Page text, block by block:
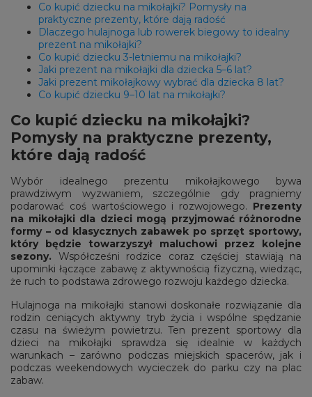
Co kupić dziecku na mikołajki? Pomysły na
praktyczne prezenty, które dają radość
Dlaczego hulajnoga lub rowerek biegowy to idealny
prezent na mikołajki?
Co kupić dziecku 3-letniemu na mikołajki?
Jaki prezent na mikołajki dla dziecka 5–6 lat?
Jaki prezent mikołajkowy wybrać dla dziecka 8 lat?
Co kupić dziecku 9–10 lat na mikołajki?
Co kupić dziecku na mikołajki?
Pomysły na praktyczne prezenty,
które dają radość
Wybór idealnego prezentu mikołajkowego bywa
prawdziwym wyzwaniem, szczególnie gdy pragniemy
podarować coś wartościowego i rozwojowego. Prezenty
na mikołajki dla dzieci mogą przyjmować różnorodne
formy – od klasycznych zabawek po sprzęt sportowy,
który będzie towarzyszył maluchowi przez kolejne
sezony. Współcześni rodzice coraz częściej stawiają na
upominki łączące zabawę z aktywnością fizyczną, wiedząc,
że ruch to podstawa zdrowego rozwoju każdego dziecka.
Hulajnoga na mikołajki stanowi doskonałe rozwiązanie dla
rodzin ceniących aktywny tryb życia i wspólne spędzanie
czasu na świeżym powietrzu. Ten prezent sportowy dla
dzieci na mikołajki sprawdza się idealnie w każdych
warunkach – zarówno podczas miejskich spacerów, jak i
podczas weekendowych wycieczek do parku czy na plac
zabaw.